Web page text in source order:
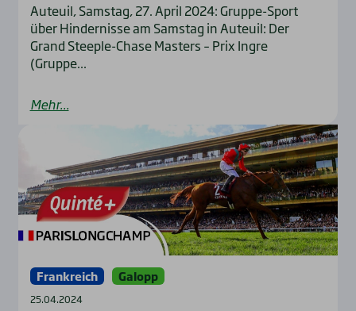
Auteuil, Samstag, 27. April 2024: Gruppe-Sport
über Hindernisse am Samstag in Auteuil: Der
Grand Steeple-Chase Masters – Prix Ingre
(Gruppe...
Mehr...
Frankreich Galopp
25.04.2024